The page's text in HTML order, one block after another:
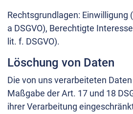
Rechtsgrundlagen: Einwilligung
a DSGVO), Berechtigte
lit. f. DSGVO).
Löschung von Daten
Die von uns verarbeiteten
Maßgabe der Art. 17 und 18
ihrer Verarbeitung